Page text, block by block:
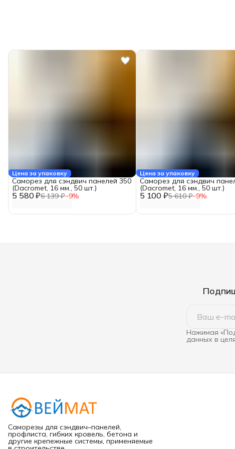
Цена за упаковку
5 580 ₽6 139 ₽−9%
Саморез для сэндвич панелей 350
(Dacromet, 16 мм., 50 шт.)
Цена за упаковку
5 100 ₽5 610 ₽−9%
Саморез для сэндвич
(Dacromet, 16 мм., 50 шт.)
Нажимая
данных в
Саморезы для сэндвич–панелей,
профлиста, гибких кровель, бетона и
другие крепежные системы, применяемые